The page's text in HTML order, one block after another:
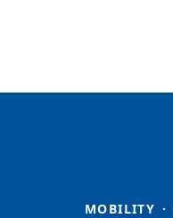
MOBILITY ·